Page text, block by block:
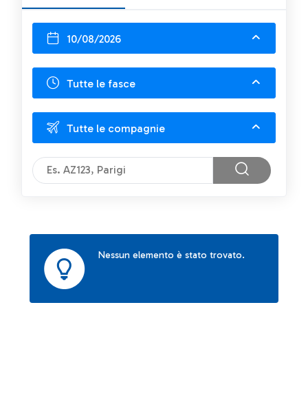
10/08/2026
Tutte le fasce
Tutte le compagnie
Nessun elemento è stato trovato.